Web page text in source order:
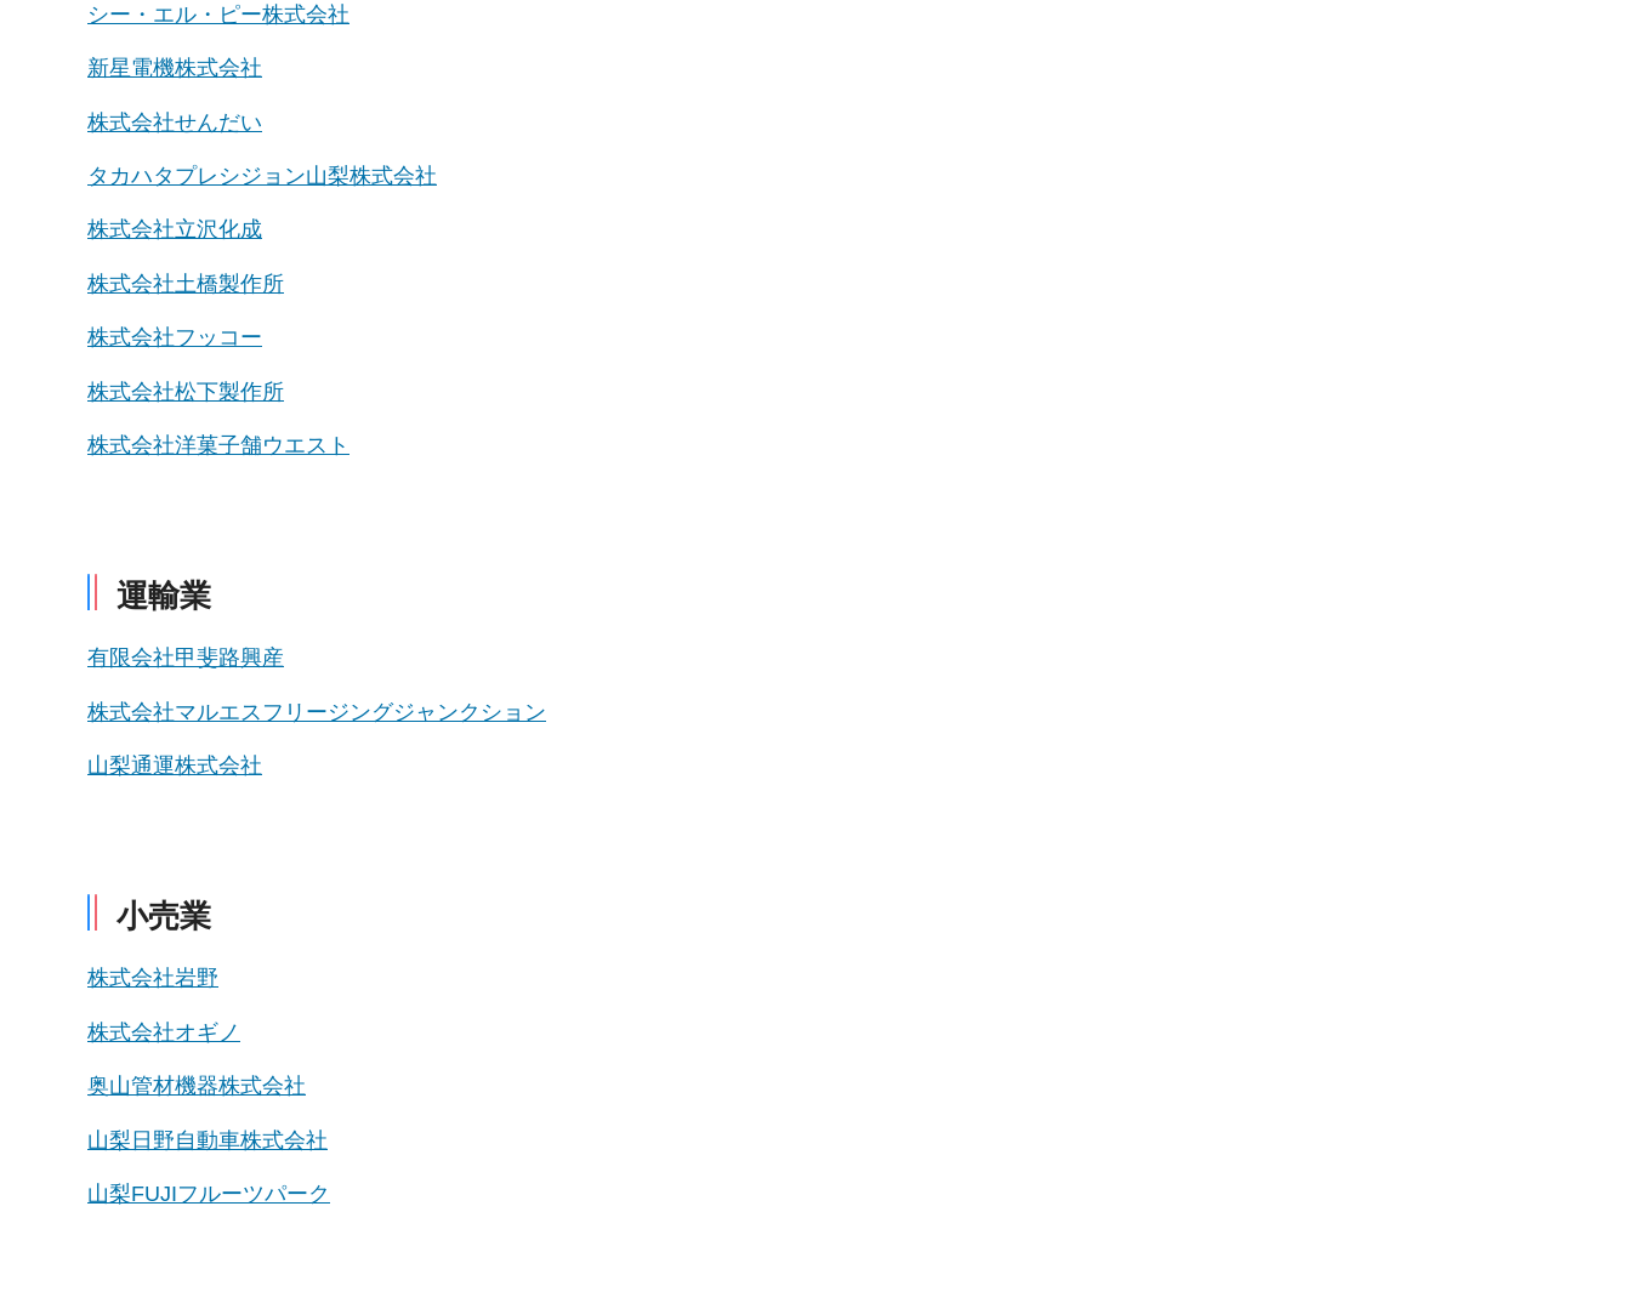
シー・エル・ピー株式会社
新星電機株式会社
株式会社せんだい
タカハタプレシジョン山梨株式会社
株式会社立沢化成
株式会社土橋製作所
株式会社フッコー
株式会社松下製作所
株式会社洋菓子舗ウエスト
運輸業
有限会社甲斐路興産
株式会社マルエスフリージングジャンクション
山梨通運株式会社
小売業
株式会社岩野
株式会社オギノ
奥山管材機器株式会社
山梨日野自動車株式会社
山梨FUJIフルーツパーク